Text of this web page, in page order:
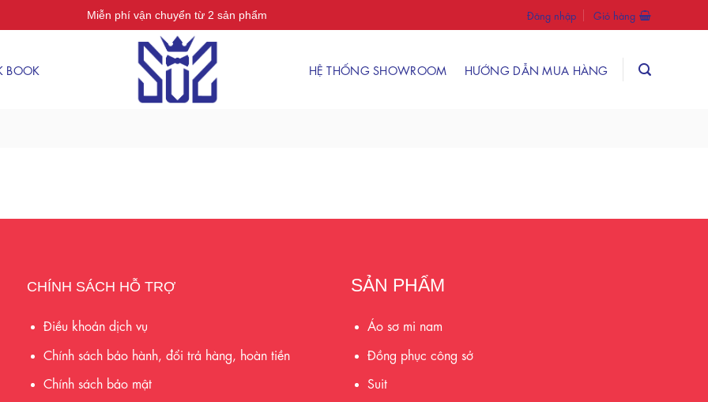
Miễn phí vận chuyển từ 2 sản phẩm Đăng nhập Giỏ hàng
BOOK HỆ THỐNG SHOWROOM HƯỚNG DẪN MUA HÀNG
CHÍNH SÁCH HỖ TRỢ
Điều khoản dịch vụ
Chính sách bảo hành, đổi trả hàng, hoàn tiền
Chính sách bảo mật
SẢN PHẨM
Áo sơ mi nam
Đồng phục công sở
Suit